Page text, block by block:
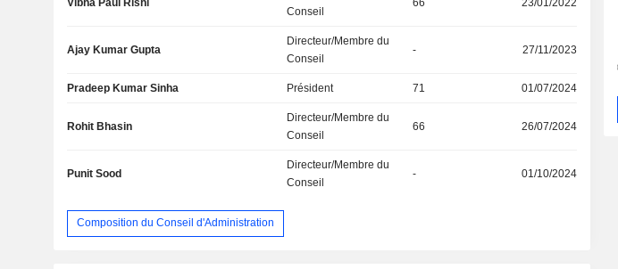
Conseil
Ajay Kumar Gupta
Directeur/Membre du
Conseil
- 27/11/2023
Pradeep Kumar Sinha Président 71 01/07/2024
Rohit Bhasin
Directeur/Membre du
Conseil
66 26/07/2024
Punit Sood
Directeur/Membre du
Conseil
- 01/10/2024
Composition du Conseil d'Administration